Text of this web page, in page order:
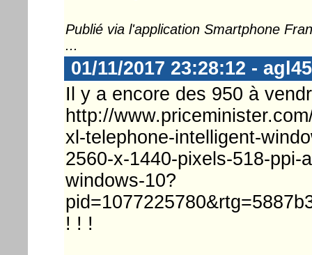
Publié via l'application Smartphone
...
01/11/2017 23:28:12 - agl45
Il y a encore des 950 à
http://
xl-telephone-intelligent-
2560-x-1440-pixels-518-ppi-
windows-10?
! ! !